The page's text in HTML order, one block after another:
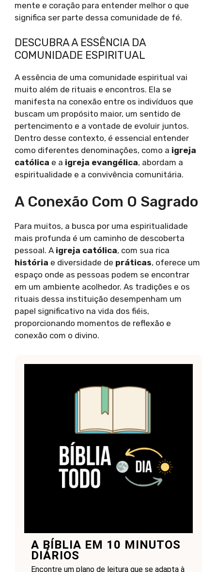
mente e coração para entender melhor o que
significa ser parte dessa comunidade de fé.
DESCUBRA A ESSÊNCIA DA
COMUNIDADE ESPIRITUAL
A essência de uma comunidade espiritual vai
muito além de rituais e encontros. Ela se
manifesta na conexão entre os indivíduos que
buscam um propósito maior, um sentido de
pertencimento e a vontade de evoluir juntos.
Dentro desse contexto, é essencial entender
como diferentes denominações, como a igreja
católica e a igreja evangélica, abordam a
espiritualidade e a convivência comunitária.
A Conexão Com O Sagrado
Para muitos, a busca por uma espiritualidade
mais profunda é um caminho de descoberta
pessoal. A igreja católica, com sua rica
história e diversidade de práticas, oferece um
espaço onde as pessoas podem se encontrar
em um ambiente acolhedor. As tradições e os
rituais dessa instituição desempenham um
papel significativo na vida dos fiéis,
proporcionando momentos de reflexão e
conexão com o divino.
A BÍBLIA EM 10 MINUTOS
DIÁRIOS
Encontre um plano de leitura que se adapta à